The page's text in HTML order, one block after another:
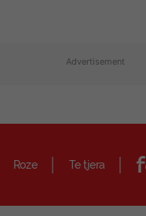
Advertisement
Roze Te tjera